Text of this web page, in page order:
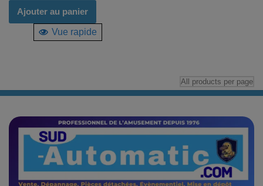
Ajouter au panier
Vue rapide